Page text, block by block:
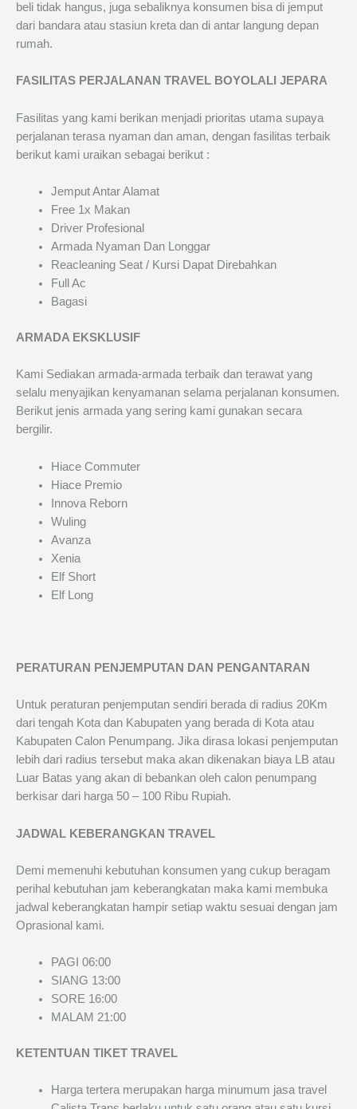
beli tidak hangus, juga sebaliknya konsumen bisa di jemput
dari bandara atau stasiun kreta dan di antar langung depan
rumah.
FASILITAS PERJALANAN TRAVEL BOYOLALI JEPARA
Fasilitas yang kami berikan menjadi prioritas utama supaya
perjalanan terasa nyaman dan aman, dengan fasilitas terbaik
berikut kami uraikan sebagai berikut :
Jemput Antar Alamat
Free 1x Makan
Driver Profesional
Armada Nyaman Dan Longgar
Reacleaning Seat / Kursi Dapat Direbahkan
Full Ac
Bagasi
ARMADA EKSKLUSIF
Kami Sediakan armada-armada terbaik dan terawat yang
selalu menyajikan kenyamanan selama perjalanan konsumen.
Berikut jenis armada yang sering kami gunakan secara
bergilir.
Hiace Commuter
Hiace Premio
Innova Reborn
Wuling
Avanza
Xenia
Elf Short
Elf Long
PERATURAN PENJEMPUTAN DAN PENGANTARAN
Untuk peraturan penjemputan sendiri berada di radius 20Km
dari tengah Kota dan Kabupaten yang berada di Kota atau
Kabupaten Calon Penumpang. Jika dirasa lokasi penjemputan
lebih dari radius tersebut maka akan dikenakan biaya LB atau
Luar Batas yang akan di bebankan oleh calon penumpang
berkisar dari harga 50 – 100 Ribu Rupiah.
JADWAL KEBERANGKAN TRAVEL
Demi memenuhi kebutuhan konsumen yang cukup beragam
perihal kebutuhan jam keberangkatan maka kami membuka
jadwal keberangkatan hampir setiap waktu sesuai dengan jam
Oprasional kami.
PAGI 06:00
SIANG 13:00
SORE 16:00
MALAM 21:00
KETENTUAN TIKET TRAVEL
Harga tertera merupakan harga minumum jasa travel